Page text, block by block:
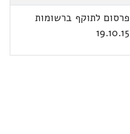
פרסום לתוקף ברשומות
19.10.15